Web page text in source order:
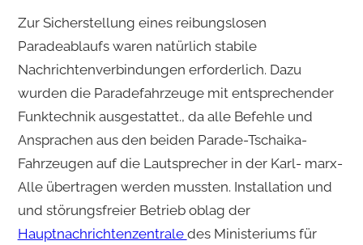
Zur Sicherstellung eines reibungslosen
Paradeablaufs waren natürlich stabile
Nachrichtenverbindungen erforderlich. Dazu
wurden die Paradefahrzeuge mit entsprechender
Funktechnik ausgestattet., da alle Befehle und
Ansprachen aus den beiden Parade-Tschaika-
Fahrzeugen auf die Lautsprecher in der Karl- marx-
Alle übertragen werden mussten. Installation und
und störungsfreier Betrieb oblag der
Hauptnachrichtenzentrale des Ministeriums für